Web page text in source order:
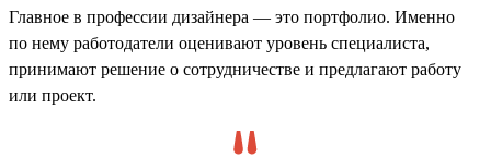
Главное в профессии дизайнера — это портфолио. Именно
по нему работодатели оценивают уровень специалиста,
принимают решение о сотрудничестве и предлагают работу
или проект.